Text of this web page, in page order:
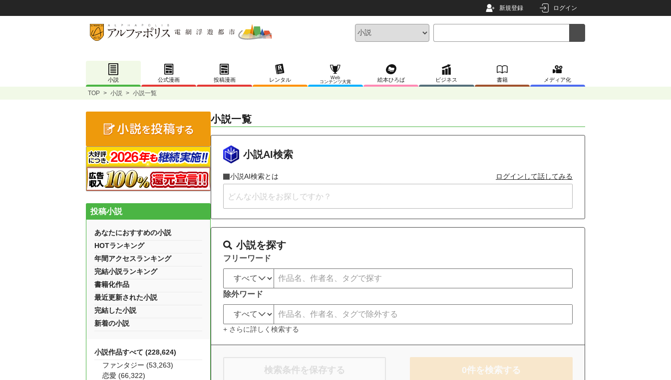
新規登録 ログイン
小説 公式漫画 投稿漫画 レンタル
Web
コンテンツ大賞
絵本ひろば ビジネス 書籍 メディア化
TOP > 小説 > 小説一覧
小説一覧
小説AI検索
小説AI検索とは ログインして話してみる
小説を探す
フリーワード
除外ワード
+ さらに詳しく検索する
検索条件を保存する 0件を検索する
投稿小説
あなたにおすすめの小説
HOTランキング
年間アクセスランキング
完結小説ランキング
書籍化作品
最近更新された小説
完結した小説
新着の小説
小説作品すべて (228,624)
ファンタジー (53,263)
恋愛 (66,322)